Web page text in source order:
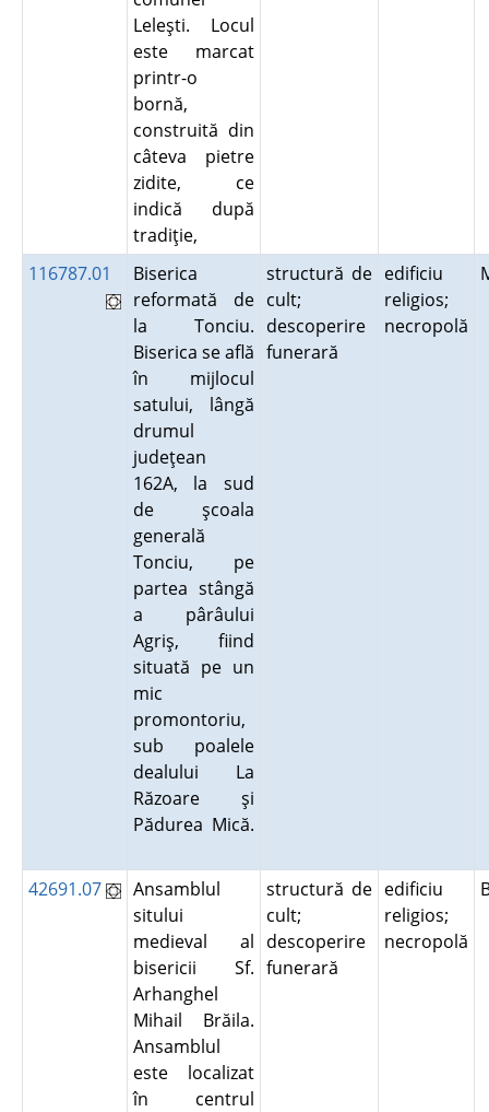
Leleşti. Locul
este marcat
printr-o
bornă,
construită din
câteva pietre
zidite, ce
indică după
tradiţie,
116787.01
Biserica
reformată de
la Tonciu.
Biserica se află
în mijlocul
satului, lângă
drumul
judeţean
162A, la sud
de şcoala
generală
Tonciu, pe
partea stângă
a pârâului
Agriş, fiind
situată pe un
mic
promontoriu,
sub poalele
dealului La
Răzoare şi
Pădurea Mică.
structură de
cult;
descoperire
funerară
edificiu
religios;
necropolă
42691.07
Ansamblul
sitului
medieval al
bisericii Sf.
Arhanghel
Mihail Brăila.
Ansamblul
este localizat
în centrul
structură de
cult;
descoperire
funerară
edificiu
religios;
necropolă